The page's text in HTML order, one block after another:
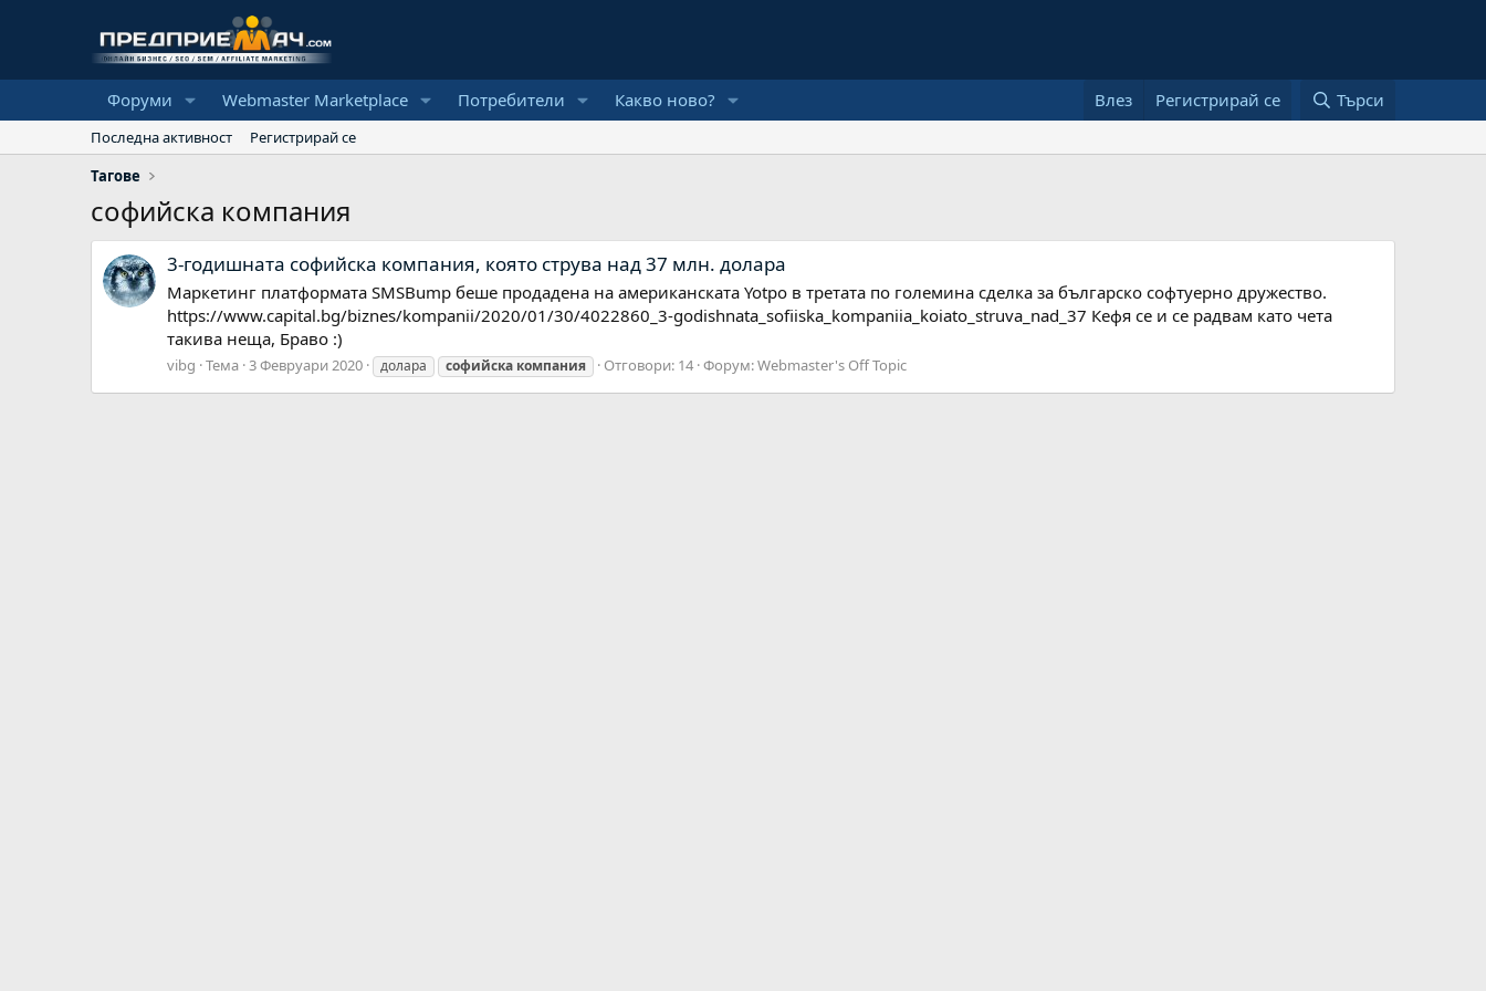
Форуми Webmaster Marketplace Потребители Какво ново? Влез Регистрирай се Търси
Последна активност
Регистрирай се
Тагове
софийска компания
3-годишната софийска компания, която струва над 37 млн. долара
Маркетинг платформата SMSBump беше продадена на американската Yotpo в третата по големина сделка за българско софтуерно дружество.
https://www.capital.bg/biznes/kompanii/2020/01/30/4022860_3-godishnata_sofiiska_kompaniia_koiato_struva_nad_37 Кефя се и се радвам като чета
такива неща, Браво :)
vibg Тема 3 Февруари 2020 долара софийска компания Отговори: 14 Форум:Webmaster's Off Topic